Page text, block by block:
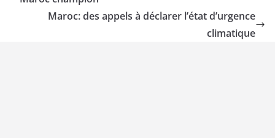
Maroc: des appels à déclarer l’état d’urgence
climatique